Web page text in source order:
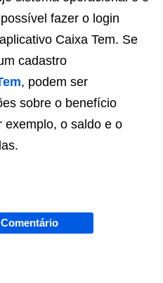
fazer o login
Caixa Tem. Se
cadastro
, podem ser
sobre o benefício
exemplo, o saldo e o